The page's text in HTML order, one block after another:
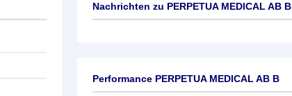
Nachrichten zu PERPETUA MEDICAL AB B
Performance PERPETUA MEDICAL AB B